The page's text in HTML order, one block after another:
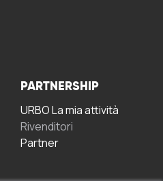
PARTNERSHIP
URBO La mia attività
Rivenditori
Partner